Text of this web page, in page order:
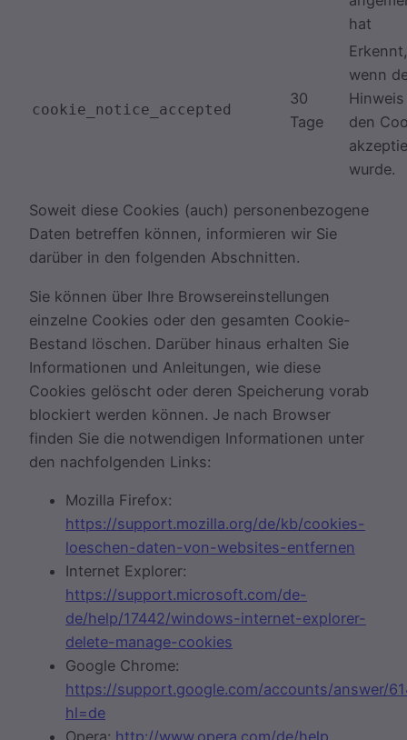
hat
cookie_notice_accepted
30
Tage
Erkennt,
wenn
den
wurde.
Soweit diese Cookies (auch) personenbezogene
Daten betreffen können, informieren wir Sie
darüber in den folgenden Abschnitten.
Sie können über Ihre Browsereinstellungen
einzelne Cookies oder den gesamten Cookie-
Bestand löschen. Darüber hinaus erhalten Sie
Informationen und Anleitungen, wie diese
Cookies gelöscht oder deren Speicherung vorab
blockiert werden können. Je nach Browser
finden Sie die notwendigen Informationen unter
den nachfolgenden Links:
Mozilla Firefox:
https://support.mozilla.org/de/kb/cookies-
loeschen-daten-von-websites-entfernen
Internet Explorer:
https://support.microsoft.com/de-
de/help/17442/windows-internet-explorer-
delete-manage-cookies
Google Chrome:
https://support.google.com/accounts/answer/
hl=de
Opera: http://www.opera.com/de/help